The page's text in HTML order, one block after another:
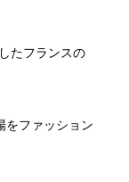
たフランスの
をファッション